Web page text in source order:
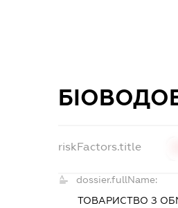
riskFactors.title
dossier.fullName:
ТОВАРИСТВО З